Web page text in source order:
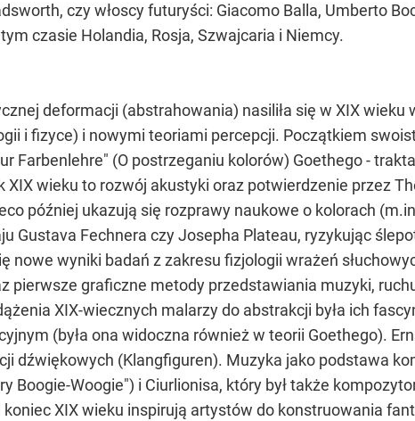
czy włoscy futuryści: Giacomo Balla, Umberto
czasie Holandia, Rosja, Szwajcaria i Niemcy.
deformacji (abstrahowania) nasiliła się w XIX
i fizyce) i nowymi teoriami percepcji. Początkiem
Farbenlehre" (O postrzeganiu kolorów) Goethego -
XIX wieku to rozwój akustyki oraz potwierdzenie przez
później ukazują się rozprawy naukowe o kolorach
Gustava Fechnera czy Josepha Plateau, ryzykując
nowe wyniki badań z zakresu fizjologii wrażeń
pierwsze graficzne metody przedstawiania muzyki,
XIX-wiecznych malarzy do abstrakcji była ich
(była ona widoczna również w teorii Goethego).
dźwiękowych (Klangfiguren). Muzyka jako podstawa
Boogie-Woogie") i Ciurlionisa, który był także
XIX wieku inspirują artystów do konstruowania